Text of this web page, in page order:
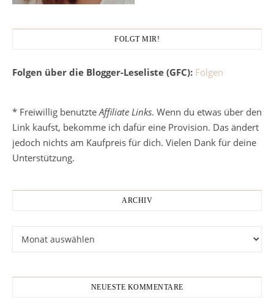
FOLGT MIR!
Folgen über die Blogger-Leseliste (GFC): Folgen
* Freiwillig benutzte Affiliate Links. Wenn du etwas über den
Link kaufst, bekomme ich dafür eine Provision. Das ändert
jedoch nichts am Kaufpreis für dich. Vielen Dank für deine
Unterstützung.
ARCHIV
NEUESTE KOMMENTARE